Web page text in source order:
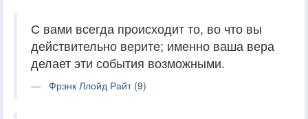
С вами всегда происходит то, во что вы
действительно верите; именно ваша вера
делает эти события возможными.
Фрэнк Ллойд Райт (9)